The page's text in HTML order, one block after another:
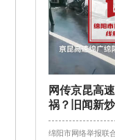
网传京昆高
祸？旧闻新炒